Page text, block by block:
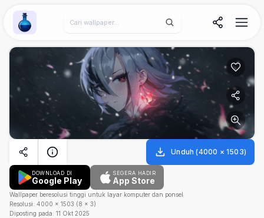
Wallpaper Alchemy
Unduh (4000 × 1503)
DOWNLOAD DI
Google Play
SEGERA HADIR
App Store
Wallpaper beresolusi tinggi untuk layar komputer dan ponsel
Resolusi: 4000 × 1503 (8 × 3)
Diposting pada: 11 Okt 2025